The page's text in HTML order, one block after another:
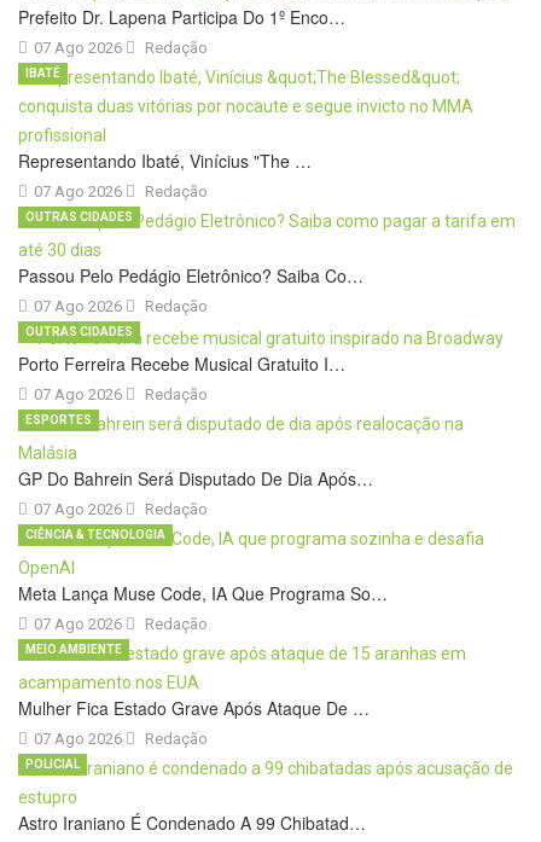
Prefeito Dr. Lapena Participa Do 1º Enco…
07 Ago 2026 Redação
Representando Ibaté, Vinícius "The …
07 Ago 2026
IBATÉ
Redação
Passou Pelo Pedágio Eletrônico? Saiba Co…
07 Ago 2026
OUTRAS CIDADES
Redação
Porto Ferreira Recebe Musical Gratuito I…
07 Ago 2026
OUTRAS CIDADES
Redação
GP Do Bahrein Será Disputado De Dia Após…
07 Ago 2026
ESPORTES
Redação
Meta Lança Muse Code, IA Que Programa So…
07 Ago 2026
CIÊNCIA & TECNOLOGIA
Redação
Mulher Fica Estado Grave Após Ataque De …
07 Ago 2026
MEIO AMBIENTE
Redação
Astro Iraniano É Condenado A 99 Chibatad…
POLICIAL